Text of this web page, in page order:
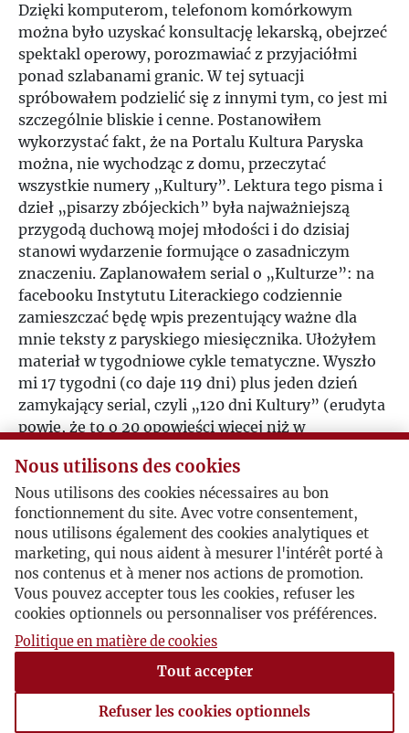
Dzięki komputerom, telefonom komórkowym
można było uzyskać konsultację lekarską, obejrzeć
spektakl operowy, porozmawiać z przyjaciółmi
ponad szlabanami granic. W tej sytuacji
spróbowałem podzielić się z innymi tym, co jest mi
szczególnie bliskie i cenne. Postanowiłem
wykorzystać fakt, że na Portalu Kultura Paryska
można, nie wychodząc z domu, przeczytać
wszystkie numery „Kultury”. Lektura tego pisma i
dzieł „pisarzy zbójeckich” była najważniejszą
przygodą duchową mojej młodości i do dzisiaj
stanowi wydarzenie formujące o zasadniczym
znaczeniu. Zaplanowałem serial o „Kulturze”: na
facebooku Instytutu Literackiego codziennie
zamieszczać będę wpis prezentujący ważne dla
mnie teksty z paryskiego miesięcznika. Ułożyłem
materiał w tygodniowe cykle tematyczne. Wyszło
mi 17 tygodni (co daje 119 dni) plus jeden dzień
zamykający serial, czyli „120 dni Kultury” (erudyta
powie, że to o 20 opowieści więcej niż w
dziele francuskiego markiza — ale buchalteria ma
tu niewiele do rzeczy). O takiej antologii marzyłem
od lat. Pandemia ukazała mi potrzebę i możliwość
szybkiej realizacji tych planów..." (ze wstępu
Autora, pisane w lipcu 2020 r.)
W książce znajdują się linki do oryginalnych,
omawianych tekstów z paryskiej „Kultury”
(korzystanie z nich wymaga obsługi plików
PDF) Redakcja: Mikołaj Nowak-Rogoziński. Tom
dostępny wyłącznie w wersji elektronicznej.
Nous utilisons des cookies
Nous utilisons des cookies nécessaires au bon
fonctionnement du site. Avec votre consentement,
nous utilisons également des cookies analytiques et
marketing, qui nous aident à mesurer l'intérêt porté à
nos contenus et à mener nos actions de promotion.
Vous pouvez accepter tous les cookies, refuser les
cookies optionnels ou personnaliser vos préférences.
Politique en matière de cookies
Tout accepter
Refuser les cookies optionnels